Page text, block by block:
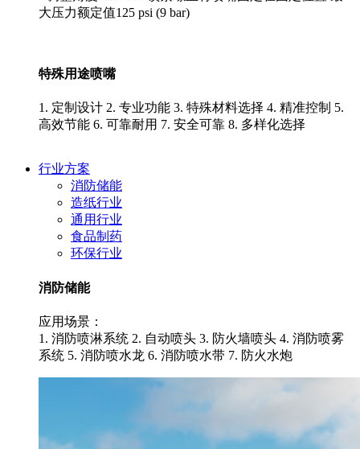
大压力额定值125 psi (9 bar)
特殊用途喷嘴
1. 定制设计 2. 专业功能 3. 特殊材料选择 4. 精准控制 5.
高效节能 6. 可靠耐用 7. 安全可靠 8. 多样化选择
行业方案
消防储能
造纸行业
通用行业
食品制药
环保行业
消防储能
应用场景：
1. 消防喷淋系统 2. 自动喷头 3. 防火墙喷头 4. 消防喷雾
系统 5. 消防喷水龙 6. 消防喷水带 7. 防火水炮